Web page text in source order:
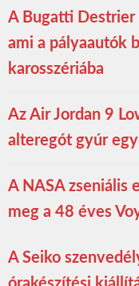
A Bugatti
ami a pályaautók
karosszériába
Az Air Jordan 9
alteregót gyúr
A NASA zseniális
meg a 48 éves
A Seiko